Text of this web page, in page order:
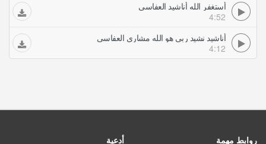
أستغفر الله أناشيد العفاسي
4:52
أناشيد نشيد ربي هو الله مشاري العفاسي
4:12
روابط مهمة
أدعية